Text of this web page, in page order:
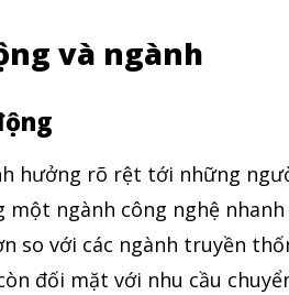
và ngành
hưởng rõ rệt tới những
ngành công nghệ nhanh
so với các ngành truyền
đối mặt với nhu cầu